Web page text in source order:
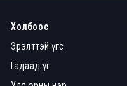
Холбоос
Эрэлттэй үгс
Гадаад үг